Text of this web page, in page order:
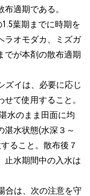
適期である。
葉期までに時期を
ラオモダカ、ミズガ
でが本剤の散布適期
ズイは、必要に応じ
て使用すること。
水のまま田面に均
湛水状態(水深３～
ること。散布後７
止水期間中の入水は
合は、次の注意を守